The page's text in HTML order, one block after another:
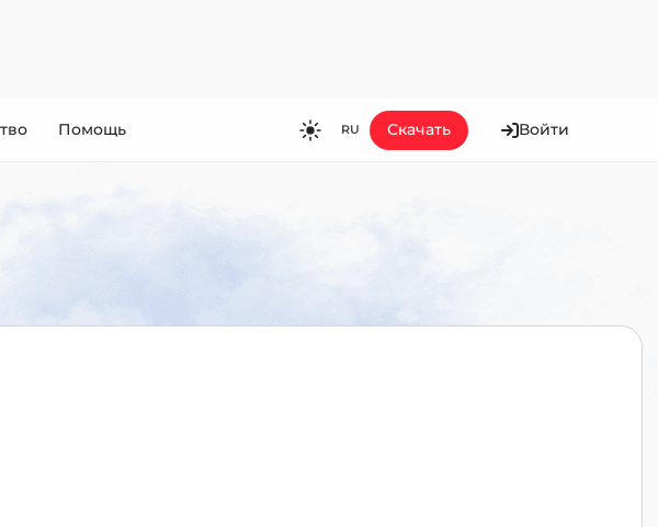
Помощь RU Скачать Войти